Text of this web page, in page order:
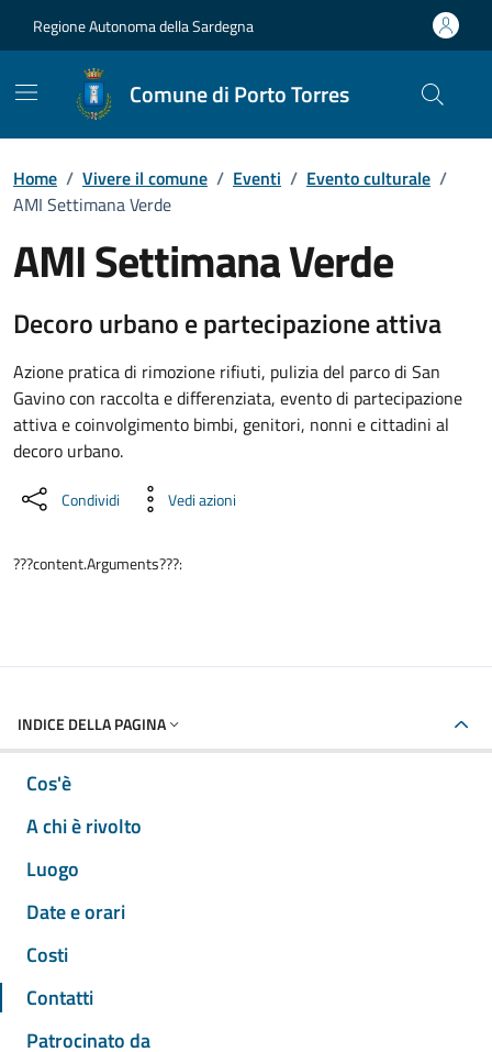
Regione Autonoma della Sardegna
Comune di Porto Torres
Home / Vivere il comune / Eventi / Evento culturale /
AMI Settimana Verde
AMI Settimana Verde
Dettaglio dell'evento
Decoro urbano e partecipazione attiva
Azione pratica di rimozione rifiuti, pulizia del parco di San
Gavino con raccolta e differenziata, evento di partecipazione
attiva e coinvolgimento bimbi, genitori, nonni e cittadini al
decoro urbano.
Condividi Vedi azioni
???content.Arguments???:
INDICE DELLA PAGINA
Cos'è
A chi è rivolto
Luogo
Date e orari
Costi
Contatti
Patrocinato da